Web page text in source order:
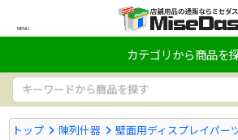
MENU
カテゴリから商品を
トップ 陳列什器 壁面用ディスプレイパー